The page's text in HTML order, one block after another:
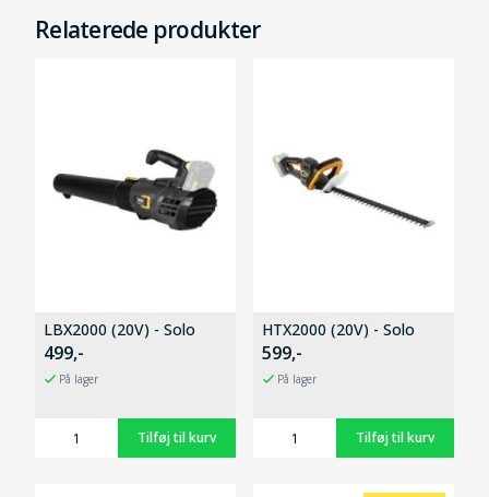
Relaterede produkter
LBX2000 (20V) - Solo
499,-
På lager
HTX2000 (20V) - Solo
599,-
På lager